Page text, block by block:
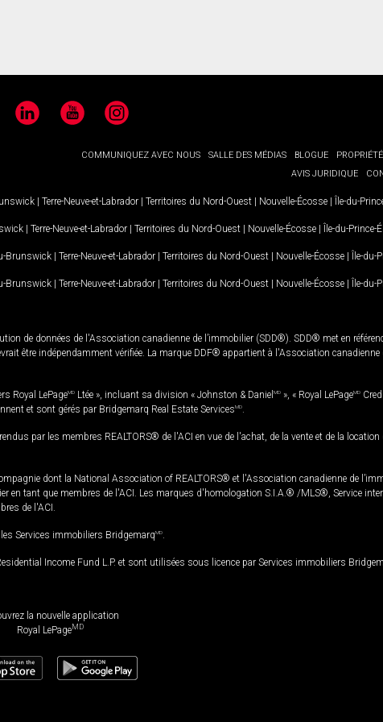
LinkedIn YouTubeInstagram
COMMUNIQUEZ AVEC NOUS SALLE DES MÉDIAS BLOGUE
AVIS JURIDIQUE
| Terre-Neuve-et-Labrador | Territoires du Nord-Ouest | Nouvelle-Écosse | Île-du-
| Terre-Neuve-et-Labrador | Territoires du Nord-Ouest | Nouvelle-Écosse | Île-du-Prince-
Brunswick | Terre-Neuve-et-Labrador | Territoires du Nord-Ouest | Nouvelle-Écosse | Île-du-
Brunswick | Terre-Neuve-et-Labrador | Territoires du Nord-Ouest | Nouvelle-Écosse | Île-du-
de données de l'Association canadienne de l’immobilier (SDD®). SDD® met en
être indépendamment vérifiée. La marque DDF® appartient à l'Association canadienne
Royal LePageMD Ltée », incluant sa division « Johnston & Daniel MD », « Royal LePageMD
et sont gérés par Bridgemarq Real Estate ServicesMD
par les membres REALTORS® de l'ACI en vue de l'achat, de la vente et de la
dont la National Association of REALTORS® et l'Association canadienne de
tant que membres de l'ACI. Les marques d'homologation S.I.A.® /MLS®, Service
de l'ACI.
Services immobiliers BridgemarqMD
Income Fund L.P. et sont utilisées sous licence par Services immobiliers
la nouvelle application
Royal LePageMD